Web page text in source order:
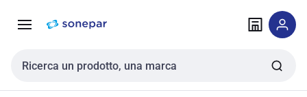
navigazione alla
Cerca input